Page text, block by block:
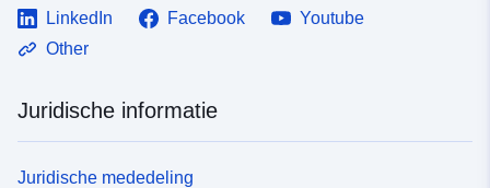
LinkedIn Facebook
Youtube
Other
Juridische informatie
Juridische mededeling